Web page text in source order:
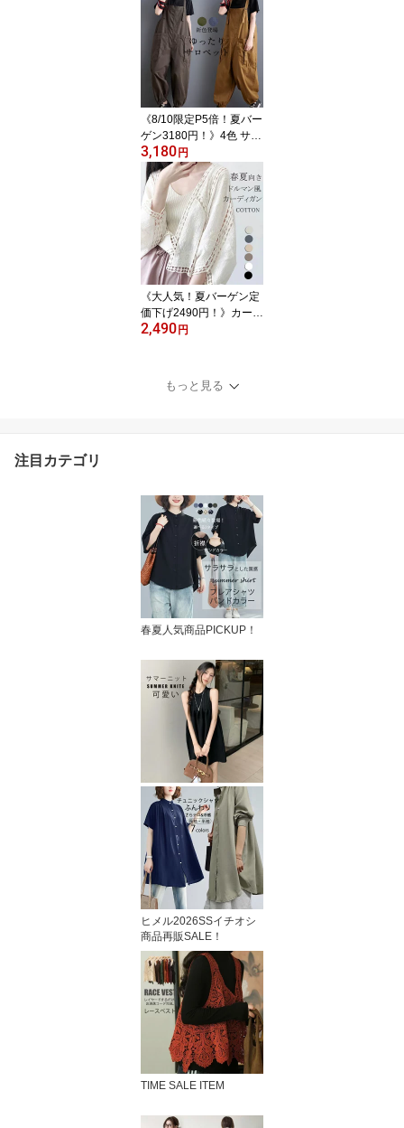
ウス 春 トップス シャツ
ブラウス カジュアル 白
黒 ドット 水玉柄 ゆった
り 体型カバー バンドカ
ラー シフォン ボタン き
れいめ 大人 バンドカラ
ーシャツ オフィス 事務
服 涼しい
《8/10限定P5倍！夏バー
ゲン3180円！》4色 サロ
ペット 大きいサイズ オ
ーバーオール オールイン
ワン チノパン ビッグシ
ルエット パンツ ボトム
ス 絞り裾 無地 作業着 仕
事着 作業服 マタニティ
レディース ユニセックス
メンズ サロペットパンツ
9分丈 ワークマン 春 夏
秋
3,180円
《大人気！夏バーゲン定
価下げ2490円！》カーデ
ィガン レディース 夏 羽
ドロップショルダー ドル
マン 体型カバー ボレロ
2,490円
もっと見る
注目カテゴリ
春夏人気商品PICKUP！
ヒメル2026SSイチオシ
商品再販SALE！
TIME SALE ITEM